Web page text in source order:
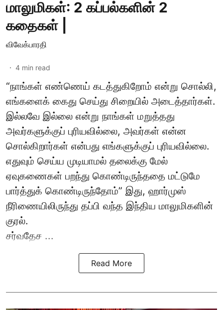
மாலுமிகள்: 2 கப்பல்களின் 2
கதைகள் |
விவேக்பாரதி
4 min read
“நாங்கள் எண்ணெய் கடத்துகிறோம் என்று சொல்லி,
எங்களைக் கைது செய்து சிறையில் அடைத்தார்கள்.
இல்லவே இல்லை என்று நாங்கள் மறுத்தது
அவர்களுக்குப் புரியவில்லை, அவர்கள் என்ன
சொல்கிறார்கள் என்பது எங்களுக்குப் புரியவில்லை.
எதுவும் செய்ய முடியாமல் தலைக்கு மேல்
ஏவுகணைகள் பறந்து கொண்டிருந்ததை மட்டுமே
பார்த்துக் கொண்டிருந்தோம்” இது, ஹார்முஸ்
நீரிணையிலிருந்து தப்பி வந்த இந்திய மாலுமிகளின்
குரல்.
சர்வதேச ...
Read More